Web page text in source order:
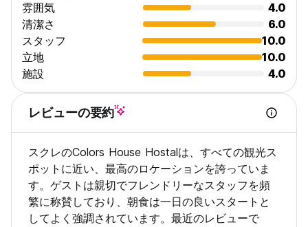
雰囲気
4.0
清潔さ
6.0
スタッフ
10.0
立地
10.0
施設
4.0
レビューの要約
スクレのColors House Hostalは、すべての観光ス
ポットに近い、最高のロケーションを誇っていま
す。ゲストは親切でフレンドリーなスタッフを頻
繁に称賛しており、朝食は一日の良いスタートと
してよく強調されています。最近のレビューで